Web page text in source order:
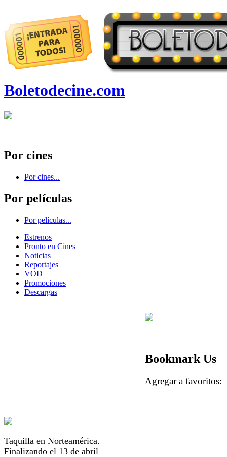
Boletodecine.com
Por cines
Por cines...
Por películas
Por películas...
Estrenos
Pronto en Cines
Noticias
Reportajes
VOD
Promociones
Descargas
Taquilla en Norteamérica.
Finalizando el 13 de abril
Bookmark Us
Agregar a